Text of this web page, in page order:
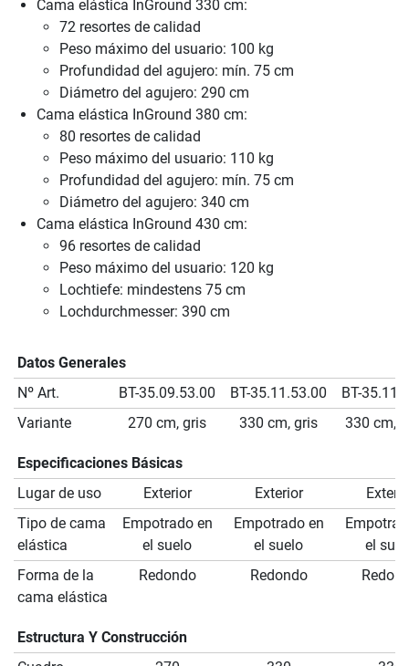
Cama elástica InGround 330 cm:
72 resortes de calidad
Peso máximo del usuario: 100 kg
Profundidad del agujero: mín. 75 cm
Diámetro del agujero: 290 cm
Cama elástica InGround 380 cm:
80 resortes de calidad
Peso máximo del usuario: 110 kg
Profundidad del agujero: mín. 75 cm
Diámetro del agujero: 340 cm
Cama elástica InGround 430 cm:
96 resortes de calidad
Peso máximo del usuario: 120 kg
Lochtiefe: mindestens 75 cm
Lochdurchmesser: 390 cm
Datos Generales
Nº Art.
BT-35.09.53.00 BT-35.11.53.00
BT-
Variante
270 cm, gris 330 cm, gris 330 cm,
Especificaciones Básicas
Lugar de uso
Exterior Exterior
Tipo de cama
elástica
Empotrado en
el suelo
Empotrado en
el suelo
el
Forma de la
cama elástica
Redondo Redondo
Estructura Y Construcción